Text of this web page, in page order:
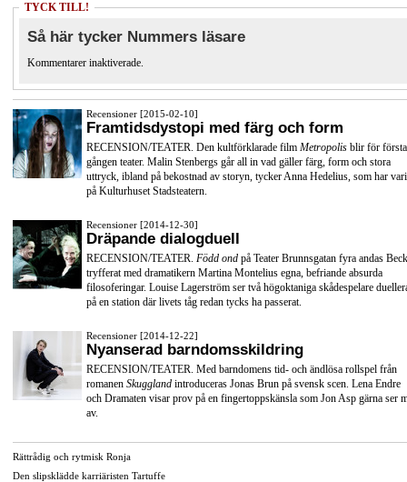
TYCK TILL!
Så här tycker Nummers läsare
Kommentarer inaktiverade.
Recensioner [2015-02-10]
Framtidsdystopi med färg och form
RECENSION/TEATER. Den kultförklarade film Metropolis blir för första
gången teater. Malin Stenbergs går all in vad gäller färg, form och stora
uttryck, ibland på bekostnad av storyn, tycker Anna Hedelius, som har
på Kulturhuset Stadsteatern.
Recensioner [2014-12-30]
Dräpande dialogduell
RECENSION/TEATER. Född ond på Teater Brunnsgatan fyra andas
tryfferat med dramatikern Martina Montelius egna, befriande absurda
filosoferingar. Louise Lagerström ser två högoktaniga skådespelare
på en station där livets tåg redan tycks ha passerat.
Recensioner [2014-12-22]
Nyanserad barndomsskildring
RECENSION/TEATER. Med barndomens tid- och ändlösa rollspel från
romanen Skuggland introduceras Jonas Brun på svensk scen. Lena Endre
och Dramaten visar prov på en fingertoppskänsla som Jon Asp gärna ser
av.
Rättrådig och rytmisk Ronja
Den slipsklädde karriäristen Tartuffe